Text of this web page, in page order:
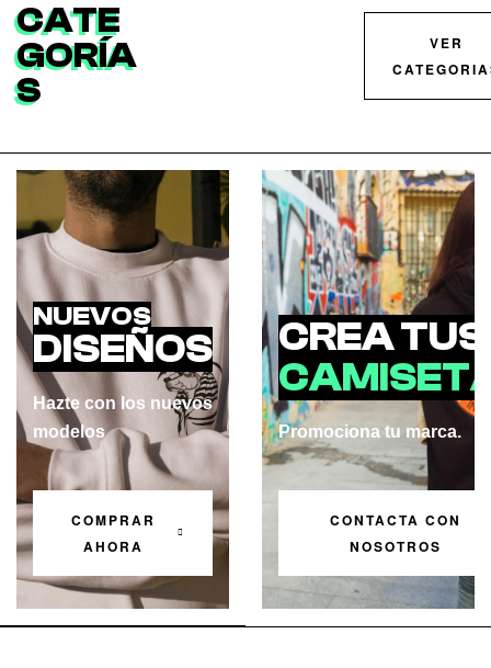
CATE
GORÍA
S
VER
NUEVOS
DISEÑOS
Hazte con los nuevos
modelos
COMPRAR
AHORA
CREA TUS
Promociona tu marca.
CONTACTA CON
NOSOTROS